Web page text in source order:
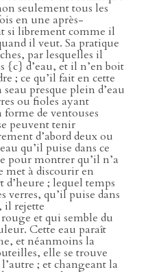
seulement tous les
en une après-
si librement comme il
il veut. Sa pratique
par lesquelles il
{c} d’eau, et il n’en boit
; ce qu’il fait en cette
presque plein d’eau
ou fioles ayant
de ventouses
peuvent tenir
d’abord deux ou
qu’il puise dans ce
pour montrer qu’il n’a
met à discourir en
; lequel temps
verres, qu’il puise dans
il rejette
et qui semble du
Cette eau paraît
et néanmoins la
elle se trouve
; et changeant la